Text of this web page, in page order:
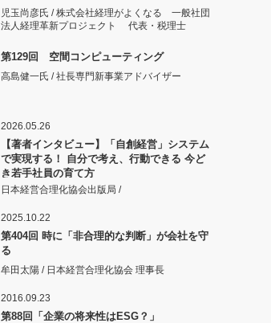
児玉尚彦氏 / 株式会社経理がよくなる 一般社団
法人経理革新プロジェクト 代表・税理士
第129回 空間コンピューティング
高島健一氏 / 社長専門新事業アドバイザー
2026.05.26
【著者インタビュー】「自創経営」システム
で実現する！ 自分で考え、行動できる 今ど
き若手社員の育て方
日本経営合理化協会出版局 /
2025.10.22
第404回 時に「非合理的な判断」が会社を守
る
牟田太陽 / 日本経営合理化協会 理事長
2016.09.23
第88回「企業の将来性はESG？」